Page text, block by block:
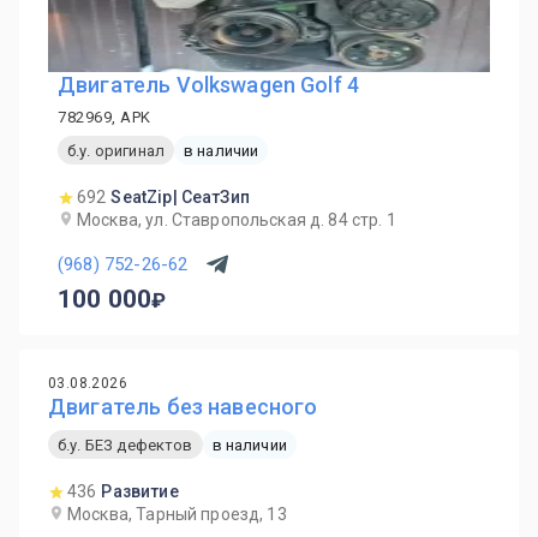
Двигатель Volkswagen Golf 4
782969, APK
б.у. оригинал
в наличии
692 SeatZip| СеатЗип
Москва, ул. Ставропольская д. 84 стр. 1
(968) 752-26-62
100 000
03.08.2026
Двигатель без навесного
б.у. БЕЗ дефектов в наличии
436 Развитие
Москва, Тарный проезд, 13